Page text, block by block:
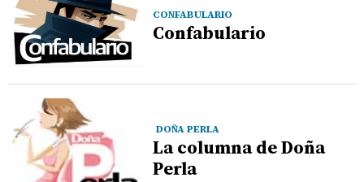
CONFABULARIO
Confabulario
DOÑA PERLA
La columna de Doña
Perla